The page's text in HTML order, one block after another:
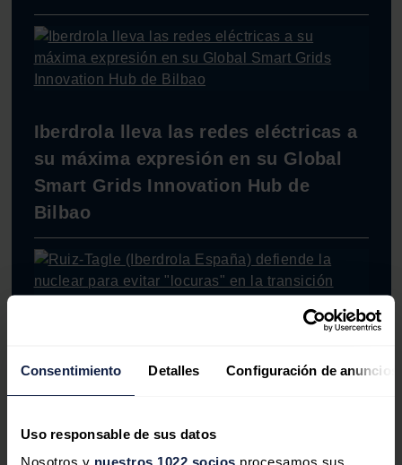
Consentimiento Detalles Configuración de anuncios
Uso responsable de sus datos
Nosotros y nuestros 1022 socios procesamos sus
Iberdrola lleva las redes eléctricas a
su máxima expresión en su Global
Smart Grids Innovation Hub de
Bilbao
defiende la nuclear para evitar